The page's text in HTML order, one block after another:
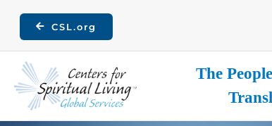
Skip
content
CSL.org
The